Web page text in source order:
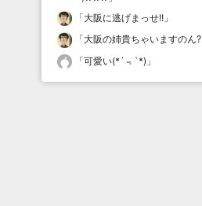
「大阪に逃げまっせ!! 」
「大阪の姉貴ちゃいますのん?
「可愛い(*´﹃`*) 」